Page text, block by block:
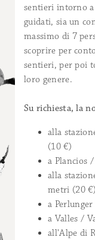
sentieri intorno
guidati, sia un
massimo di 7
scoprire per
sentieri, per poi
loro genere.
Su richiesta, la
alla
(10 €)
a Plancios
alla
metri (20 €)
a
a Valles /
all'Alpe di